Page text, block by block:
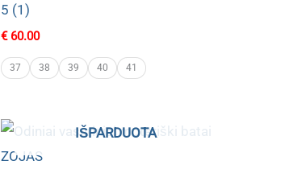
5 (1)
€60.00
37 38 39 40 41
IŠPARDUOTA